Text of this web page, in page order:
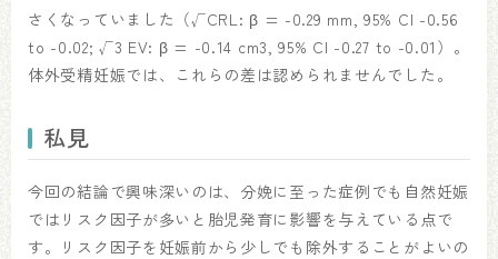
さくなっていました（√CRL: β = -0.29 mm, 95% CI -0.56
to -0.02; √3 EV: β = -0.14 cm3, 95% CI -0.27 to -0.01）。
体外受精妊娠では、これらの差は認められませんでした。
私見
今回の結論で興味深いのは、分娩に至った症例でも自然妊娠
ではリスク因子が多いと胎児発育に影響を与えている点で
す。リスク因子を妊娠前から少しでも除外することがよいの